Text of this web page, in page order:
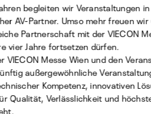
ALLE AKZEPTIEREN
begleiten wir Veranstaltungen
AV-Partner. Umso mehr freuen
Partnerschaft mit der VIECON
vier Jahre fortsetzen dürfen.
VIECON Messe Wien und den
außergewöhnliche
Kompetenz, innovativen
Qualität, Verlässlichkeit und